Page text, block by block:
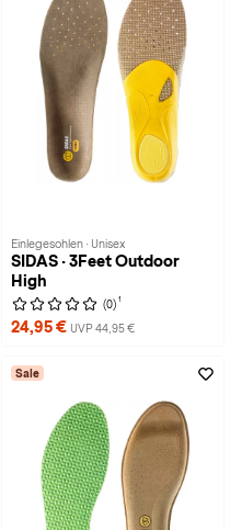
Einlegesohlen · Unisex
SIDAS · 3Feet Outdoor
High
(0) 1
24,95 € UVP 44,95 €
Sale